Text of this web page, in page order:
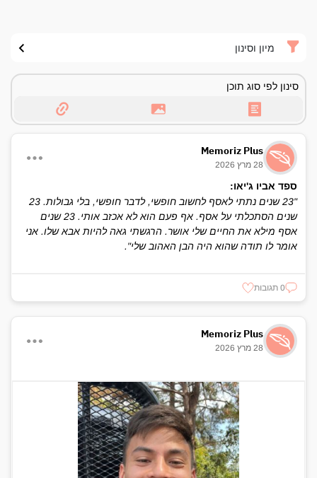
מיון וסינון
סינון לפי סוג תוכן
Memoriz Plus
28 מרץ 2026
ספד אביו ג'יאו:
"23 שנים נתתי לאסף לחשוב חופשי, לדבר חופשי, בלי גבולות. 23
שנים הסתכלתי על אסף. אף פעם הוא לא אכזב אותי. 23 שנים
אסף מילא את החיים שלי אושר. הרגשתי גאה להיות אבא שלו. אני
אומר לו תודה שהוא היה הבן האהוב שלי".
0 תגובות
Memoriz Plus
28 מרץ 2026